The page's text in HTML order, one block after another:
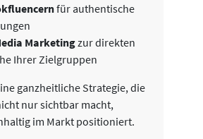
für authentische
Marketingzur direkten
Ihrer Zielgruppen
ganzheitliche Strategie, die
nur sichtbar macht,
im Markt positioniert.